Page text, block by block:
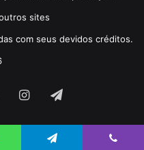
sites
com seus devidos créditos.
YouTubeInstagram